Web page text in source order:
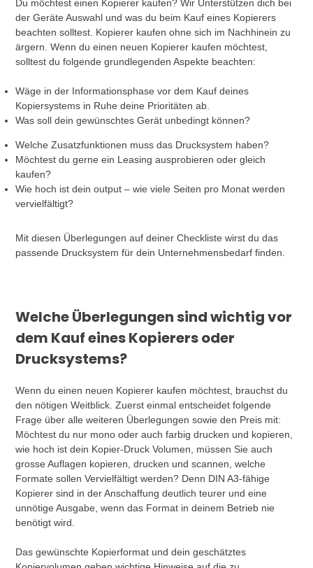
Du möchtest einen Kopierer kaufen? Wir Unterstützen dich bei
der Geräte Auswahl und was du beim Kauf eines Kopierers
beachten solltest. Kopierer kaufen ohne sich im Nachhinein zu
ärgern. Wenn du einen neuen Kopierer kaufen möchtest,
solltest du folgende grundlegenden Aspekte beachten:
Wäge in der Informationsphase vor dem Kauf deines
Kopiersystems in Ruhe deine Prioritäten ab.
Was soll dein gewünschtes Gerät unbedingt können?
Welche Zusatzfunktionen muss das Drucksystem haben?
Möchtest du gerne ein Leasing ausprobieren oder gleich
kaufen?
Wie hoch ist dein output – wie viele Seiten pro Monat werden
vervielfältigt?
Mit diesen Überlegungen auf deiner Checkliste wirst du das
passende Drucksystem für dein Unternehmensbedarf finden.
Welche Überlegungen sind wichtig vor
dem Kauf eines Kopierers oder
Drucksystems?
Wenn du einen neuen Kopierer kaufen möchtest, brauchst du
den nötigen Weitblick. Zuerst einmal entscheidet folgende
Frage über alle weiteren Überlegungen sowie den Preis mit:
Möchtest du nur mono oder auch farbig drucken und kopieren,
wie hoch ist dein Kopier-Druck Volumen, müssen Sie auch
grosse Auflagen kopieren, drucken und scannen, welche
Formate sollen Vervielfältigt werden? Denn DIN A3-fähige
Kopierer sind in der Anschaffung deutlich teurer und eine
unnötige Ausgabe, wenn das Format in deinem Betrieb nie
benötigt wird.
Das gewünschte Kopierformat und dein geschätztes